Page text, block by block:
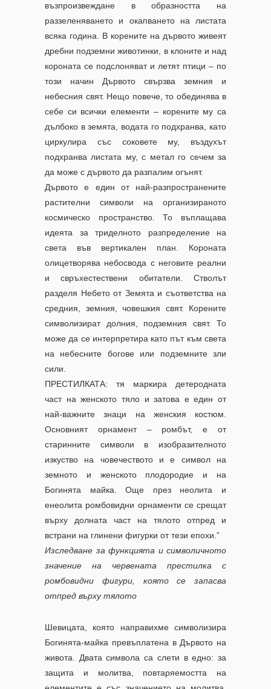
възпроизвеждане в образността на
раззеленяването и окапването на листата
всяка година. В корените на дървото живеят
дребни подземни животинки, в клоните и над
короната се подслоняват и летят птици – по
този начин Дървото свързва земния и
небесния свят. Нещо повече, то обединява в
себе си всички елементи – корените му са
дълбоко в земята, водата го подхранва, като
циркулира със соковете му, въздухът
подхранва листата му, с метал го сечем за
да може с дървото да разпалим огънят.
Дървото е един от най-разпространените
растителни символи на организираното
космическо пространство. То въплащава
идеята за триделното разпределение на
света във вертикален план. Короната
олицетворява небосвода с неговите реални
и свръхестествени обитатели. Стволът
разделя Небето от Земята и съответства на
средния, земния, човешкия свят. Корените
символизират долния, подземния свят. То
може да се интерпретира като път към света
на небесните богове или подземните зли
сили.
ПРЕСТИЛКАТА: тя маркира детеродната
част на женското тяло и затова е един от
най-важните знаци на женския костюм.
Основният орнамент – ромбът, е от
старинните символи в изобразителното
изкуство на човечеството и е символ на
земното и женското плодородие и на
Богинята майка. Още през неолита и
енеолита ромбовидни орнаменти се срещат
върху долната част на тялото отпред и
встрани на глинени фигурки от тези епохи.”
Изследване за функцията и символичното
значение на червената престилка с
ромбовидни фигури, която се запасва
отпред върху тялото
Шевицата, която направихме символизира
Богинята-майка превъплатена в Дървото на
живота. Двата символа са слети в едно: за
защита и молитва, повтаряемостта на